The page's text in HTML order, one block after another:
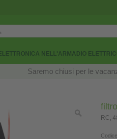
ELETTRONICA NELL'ARMADIO
Saremo chiusi per le
RC,